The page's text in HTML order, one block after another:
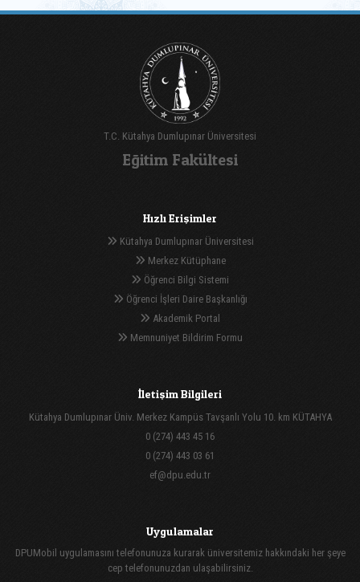
T.C. Kütahya Dumlupınar Üniversitesi
Eğitim Fakültesi
Hızlı Erişimler
Kütahya Dumlupınar Üniversitesi
Merkez Kütüphane
Öğrenci Bilgi Sistemi
Öğrenci İşleri Daire Başkanlığı
Akademik Portal
Memnuniyet Bildirim Formu
İletişim Bilgileri
Kütahya Dumlupınar Üniv. Merkez Kampüs Tavşanlı Yolu 10. km KÜTAHYA
0 (274) 443 45 16
0 (274) 443 03 61
ef@dpu.edu.tr
Uygulamalar
DPUMobil uygulamasını telefonunuza kurarak üniversitemiz hakkındaki her şeye
cep telefonunuzdan ulaşabilirsiniz.